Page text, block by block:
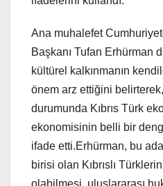
Ana muhalefet
Başkanı Tufan Erhürman
kültürel kalkınmanın
önem arz ettiğini
durumunda Kıbrıs Türk
ekonomisinin belli bir
ifade etti.Erhürman, bu
birisi olan Kıbrıslı
olabilmesi, uluslararası